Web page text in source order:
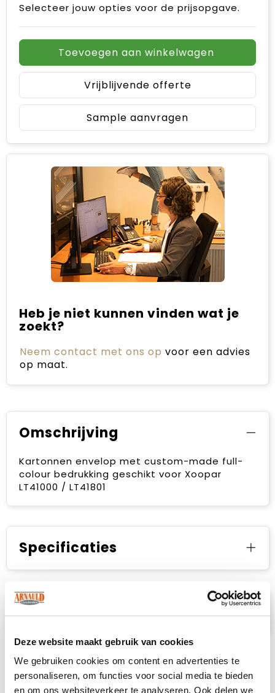
Deze website maakt gebruik van cookies
We gebruiken cookies om content en advertenties te
personaliseren, om functies voor social media te bieden
en om ons websiteverkeer te analyseren. Ook delen we
Selecteer jouw opties voor de prijsopgave.
Toevoegen aan winkelwagen
Vrijblijvende offerte
Sample aanvragen
Heb je niet kunnen vinden wat je
zoekt?
Neem contact met ons op voor een advies
op maat.
Omschrijving
Kartonnen envelop met custom-made full-
colour bedrukking geschikt voor Xoopar
LT41000 / LT41801
Specificaties
Prijsspecificaties